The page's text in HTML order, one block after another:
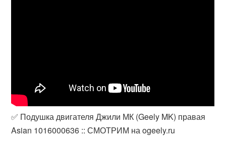
✅ Подушка двигателя Джили МК (Geely MK) правая
Asian 1016000636 :: СМОТРИМ на ogeely.ru